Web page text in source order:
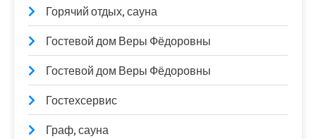
Горячий отдых, сауна
Гостевой дом Веры Фёдоровны
Гостевой дом Веры Фёдоровны
Гостехсервис
Граф, сауна